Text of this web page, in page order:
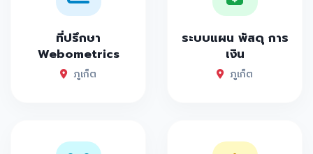
ที่ปรึกษา
Webometrics
ภูเก็ต
ระบบแผน พัสดุ การ
เงิน
ภูเก็ต